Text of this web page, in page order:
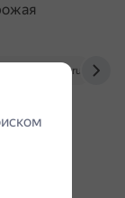
obrazovaka.ru